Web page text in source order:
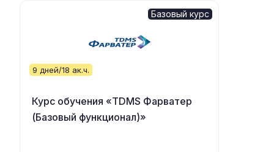
Базовый курс
9 дней/18 ак.ч.
Курс обучения «TDMS Фарватер
(Базовый функционал)»